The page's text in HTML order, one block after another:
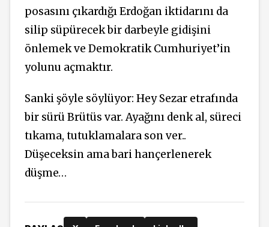
posasını çıkardığı Erdoğan iktidarını da
silip süpürecek bir darbeyle gidişini
önlemek ve DemokratikCumhuriyet’in
yolunu açmaktır.
Sanki şöyle söylüyor: Hey Sezar etrafında
bir sürü Brütüs var. Ayağını denk al, süreci
tıkama, tutuklamalara son ver..
Düşeceksin ama bari hançerlenerek
düşme…